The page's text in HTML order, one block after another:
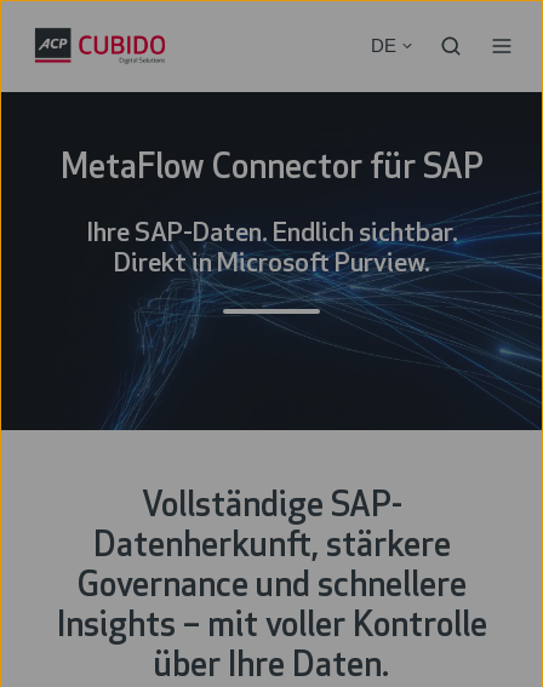
DE
MetaFlow Connector für SAP
Ihre SAP-Daten. Endlich sichtbar.
Direkt in Microsoft Purview.
Vollständige SAP-
Datenherkunft, stärkere
Governance und schnellere
Insights – mit voller Kontrolle
über Ihre Daten.